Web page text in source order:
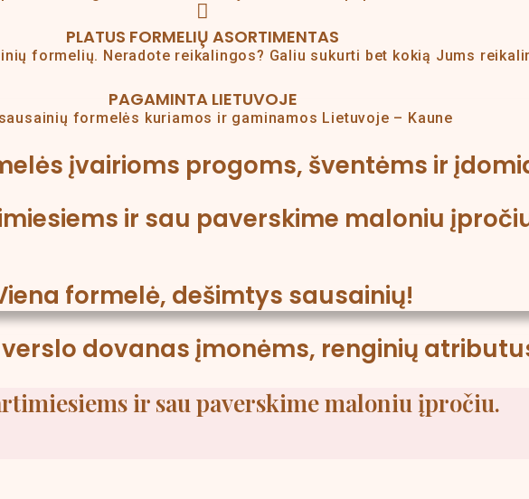
PLATUS FORMELIŲ ASORTIMENTAS
formelių. Neradote reikalingos? Galiu sukurti bet kokią Jums
PAGAMINTA LIETUVOJE
formelės kuriamos ir gaminamos Lietuvoje – Kaune
įvairioms progoms, šventėms ir
ir sau paverskime maloniu
formelė, dešimtys sausainių!
dovanas įmonėms, renginių
ir sau paverskime maloniu įpročiu.